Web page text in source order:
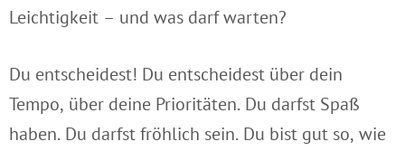
Leichtigkeit – und was darf warten?
Du entscheidest! Du entscheidest über dein
Tempo, über deine Prioritäten. Du darfst Spaß
haben. Du darfst fröhlich sein. Du bist gut so, wie